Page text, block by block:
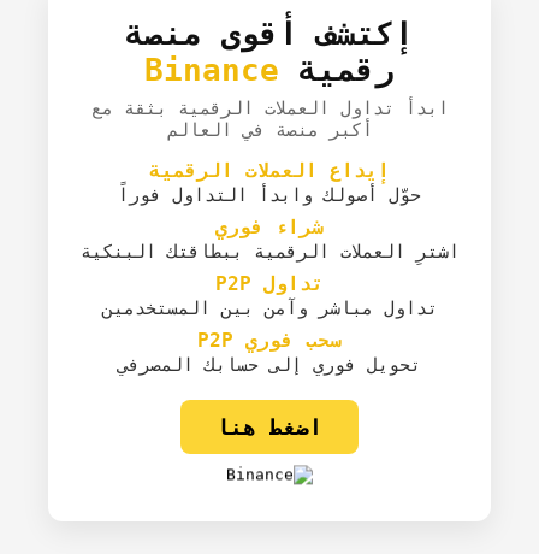
إكتشف أقوى منصة
رقمية Binance
ابدأ تداول العملات الرقمية بثقة مع
أكبر منصة في العالم
إيداع العملات الرقمية
حوّل أصولك وابدأ التداول فوراً
شراء فوري
اشترِ العملات الرقمية ببطاقتك البنكية
تداول P2P
تداول مباشر وآمن بين المستخدمين
سحب فوري P2P
تحويل فوري إلى حسابك المصرفي
اضغط هنا